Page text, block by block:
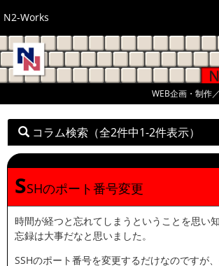
N2-Works
WEB企画・制作
コラム検索 （全2件中1-2件表示）
SSHのポート番号変更
時間が経つと忘れてしまうということを思い
忘録は大事だなと思いました。
SSHのポート番号を変更するだけなのですが